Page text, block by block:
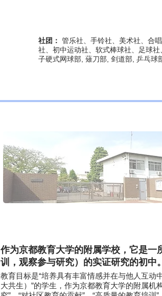
社团： 管乐社、手铃社、美术社、合
社、初中运动社、软式棒球社、足球
子硬式网球部, 薙刀部, 剑道部, 乒乓球
作为京都教育大学的附属学校，它是一
训，观察参与研究）的实证研究的初中
教育目标是“培养具有丰富情感并在与他人互动
大共生）”的学生，作为京都教育大学的附属机